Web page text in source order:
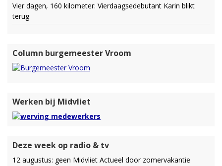
Vier dagen, 160 kilometer: Vierdaagsedebutant Karin blikt
terug
Column burgemeester Vroom
Werken bij Midvliet
Deze week op radio & tv
12 augustus: geen Midvliet Actueel door zomervakantie